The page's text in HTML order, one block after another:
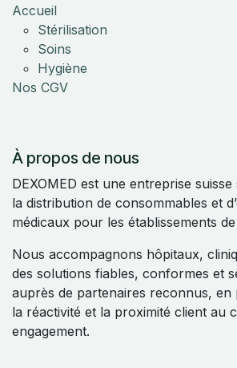
Accueil
Stérilisation
Soins
Hygiène
Nos CGV
À propos de nous
DEXOMED est une entreprise suisse
la distribution de consommables et
médicaux pour les établissements
Nous accompagnons hôpitaux,
des solutions fiables, conformes et
auprès de partenaires reconnus, en
la réactivité et la proximité client au
engagement.